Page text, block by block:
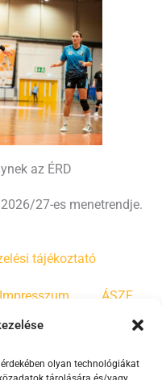
olyan technológiákat
az ÉRD
27-es menetrendje.
tájékoztató
Impresszum ÁSZF
szabályzat